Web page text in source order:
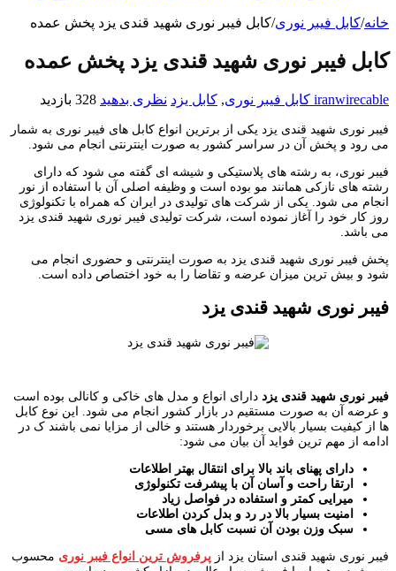
خانه/کابل فیبر نوری/کابل فیبر نوری شهید قندی یزد پخش عمده
کابل فیبر نوری شهید قندی یزد پخش عمده
iranwirecable کابل فیبر نوری, کابل یزد نظری بدهید 328 بازدید
فیبر نوری شهید قندی یزد یکی از برترین انواع کابل های فیبر نوری به شمار
می رود و پخش آن در سراسر کشور به صورت اینترنتی انجام می شود.
فیبر نوری، به رشته های پلاستیکی و شیشه ای گفته می شود که دارای
رشته های نازکی همانند مو بوده است و وظیفه اصلی آن با استفاده از نور
انجام می شود. یکی از شرکت های تولیدی در ایران که همراه با تکنولوژی
روز کار خود را آغاز نموده است، شرکت تولیدی فیبر نوری شهید قندی یزد
می باشد.
پخش فیبر نوری شهید قندی یزد به صورت اینترنتی و حضوری انجام می
شود و بیش ترین میزان عرضه و تقاضا را به خود اختصاص داده است.
فیبر نوری شهید قندی یزد
فیبر نوری شهید قندی یزد دارای انواع و مدل های خاکی و کانالی بوده است
و عرضه آن به صورت مستقیم در بازار کشور انجام می شود. این نوع کابل
ها از کیفیت بسیار بالایی برخوردار هستند و خالی از مزایا نمی باشند ک در
ادامه از مهم ترین فواید آن بیان می شود:
دارای پهنای باند بالا برای انتقال بهتر اطلاعات
ارتقا راحت و آسان آن با پیشرفت تکنولوژی
میرایی کمتر و استفاده در فواصل زیاد
امنیت بسیار بالا در رد و بدل کردن اطلاعات
سبک وزن بودن آن نسبت کابل های مسی
فیبر نوری شهید قندی استان یزد از پرفروش ترین انواع فیبر نوری محسوب